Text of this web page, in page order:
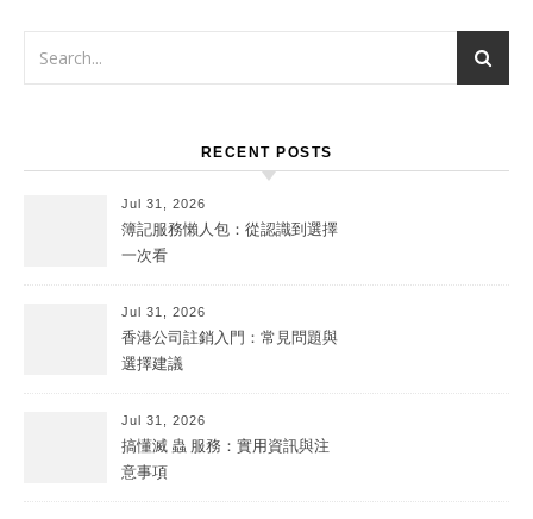
RECENT POSTS
Jul 31, 2026
簿記服務懶人包：從認識到選擇
一次看
Jul 31, 2026
香港公司註銷入門：常見問題與
選擇建議
Jul 31, 2026
搞懂滅 蟲 服務：實用資訊與注
意事項